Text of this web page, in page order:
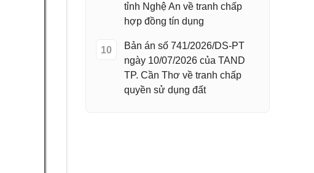
tỉnh Nghệ An về tranh chấp
hợp đồng tín dụng
10
Bản án số 741/2026/DS-PT
ngày 10/07/2026 của TAND
TP. Cần Thơ về tranh chấp
quyền sử dụng đất